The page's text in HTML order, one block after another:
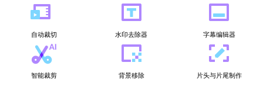
自动裁切 水印去除器 字幕编辑器
智能裁剪 背景移除 片头与片尾制作